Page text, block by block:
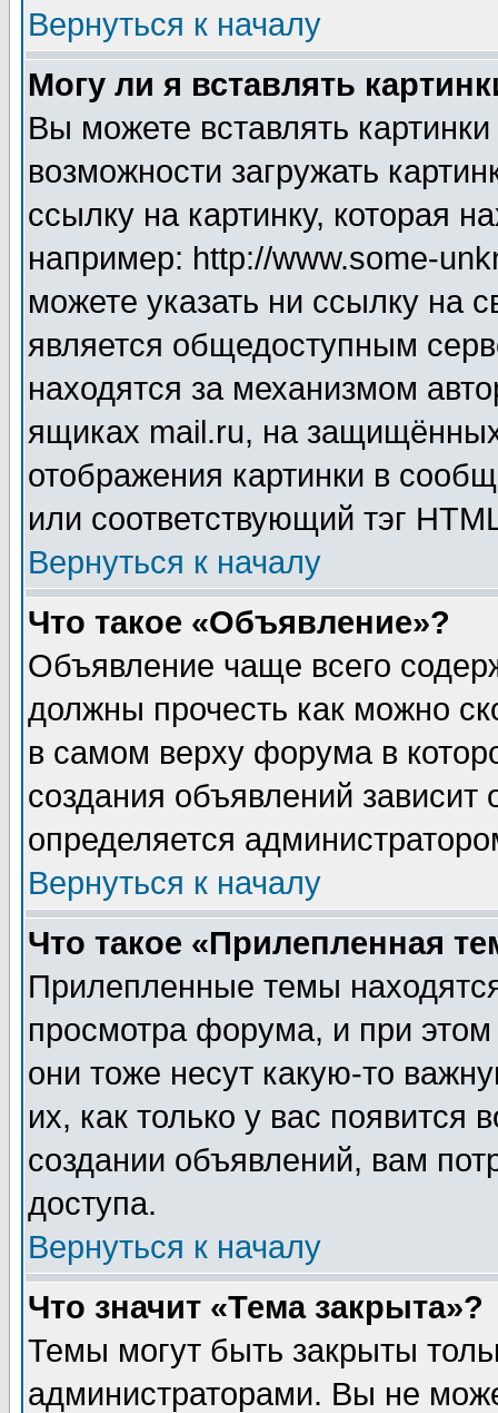
Вернуться к началу
Могу ли я вставлять
Вы можете вставлять
возможности загружать
ссылку на картинку, которая
например: http://www.some-
можете указать ни ссылку на
является общедоступным
находятся за механизмом
ящиках mail.ru, на
отображения картинки в
или соответствующий тэг
Вернуться к началу
Что такое «Объявление»?
Объявление чаще всего
должны прочесть как можно
в самом верху форума в
создания объявлений зависит
определяется
Вернуться к началу
Что такое «Прилепленная
Прилепленные темы
просмотра форума, и при
они тоже несут какую-то
их, как только у вас появится
создании объявлений, вам
доступа.
Вернуться к началу
Что значит «Тема закрыта»?
Темы могут быть закрыты
администраторами. Вы не